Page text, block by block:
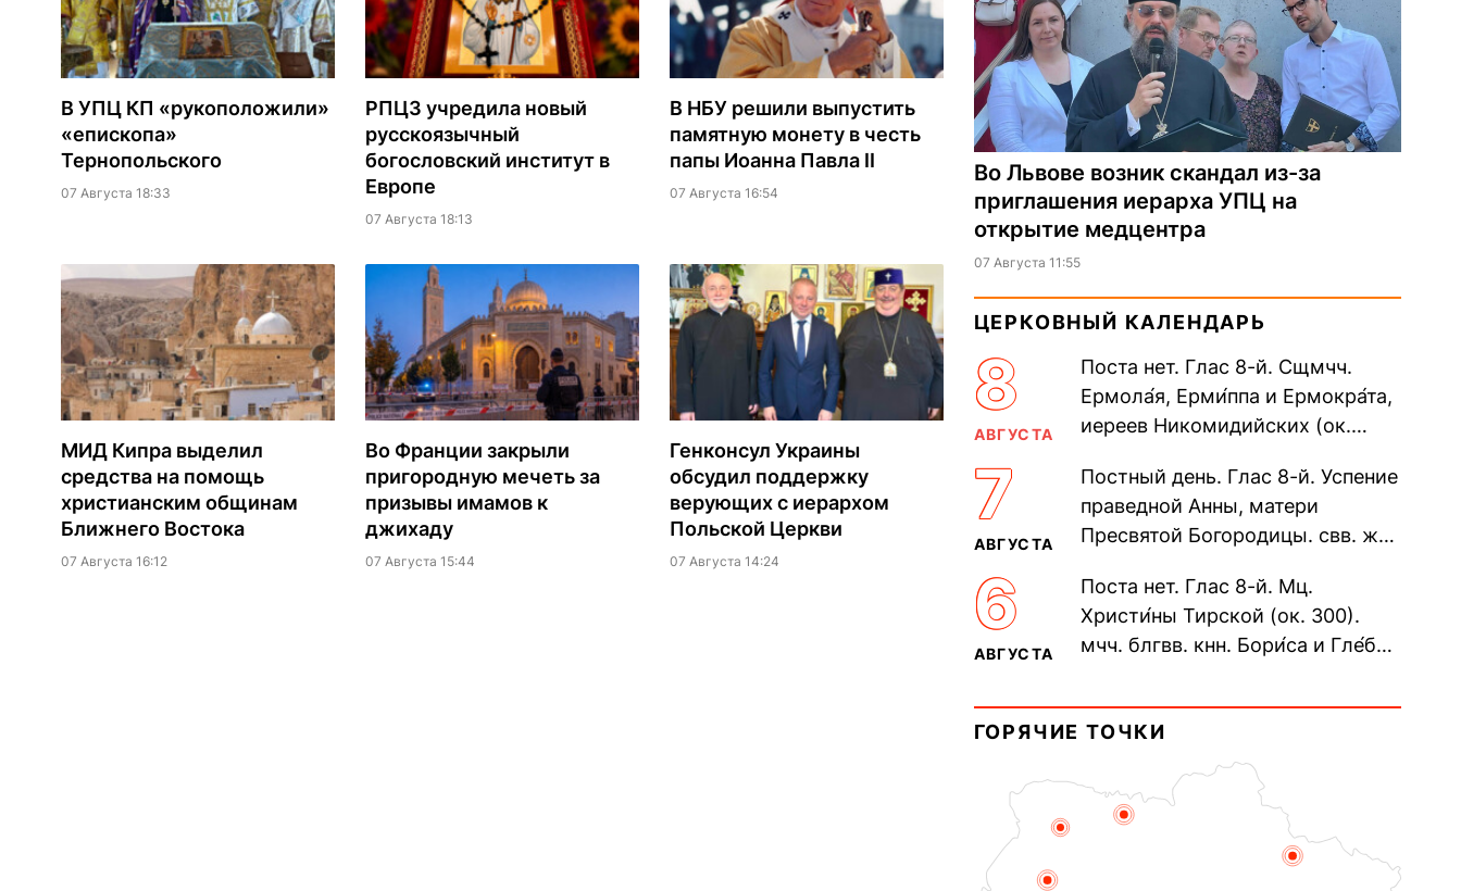
В УПЦ КП «рукоположили»
«епископа»
Тернопольского
07 Августа 18:33
РПЦЗ учредила новый
русскоязычный
богословский институт в
Европе
07 Августа 18:13
В НБУ решили выпустить
памятную монету в честь
папы Иоанна Павла II
07 Августа 16:54
МИД Кипра выделил
средства на помощь
христианским общинам
Ближнего Востока
07 Августа 16:12
Во Франции закрыли
пригородную мечеть за
призывы имамов к
джихаду
07 Августа 15:44
Генконсул Украины
обсудил поддержку
верующих с иерархом
Польской Церкви
07 Августа 14:24
Во Львове возник скандал из-за
приглашения иерарха УПЦ на
открытие медцентра
07 Августа 11:55
ЦЕРКОВНЫЙ КАЛЕНДАРЬ
8
АВГУСТА
Поста нет. Глас 8-й. Сщмчч.
Ермола́я, Ерми́ппа и Ермокра́та,
иереев Никомидийских (ок.
Печерского, в Ближних
пещерах...
7
АВГУСТА
Постный день. Глас 8-й. Успение
праведной Анны, матери
Пресвятой Богородицы. свв. жен
прп. Евпракси́и девы,...
6
АВГУСТА
Поста нет. Глас 8-й. Мц.
Христи́ны Тирской (ок. 300).
мчч. блгвв. кнн. Бори́са и Гле́ба,
Дави́да (1015). Прп....
ГОРЯЧИЕ ТОЧКИ